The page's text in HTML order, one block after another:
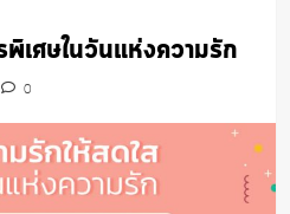
ศษในวันแห่งความรัก
0